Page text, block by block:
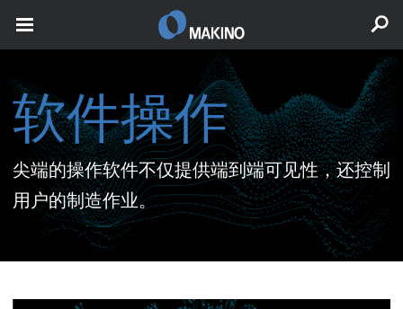
软件操作
尖端的操作软件不仅提供端到端可见性，还控制
用户的制造作业。